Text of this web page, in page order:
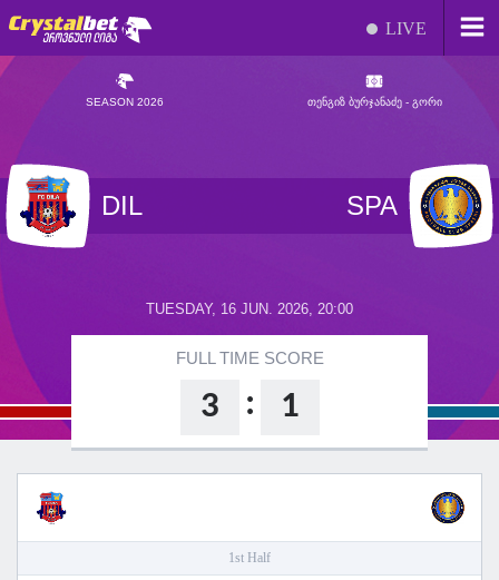
LIVE
SEASON 2026 ᲗᲔᲜᲒᲘᲖ ᲑᲣᲠᲯᲐᲜᲐᲫᲔ - ᲒᲝᲠᲘ
DIL SPA
TUESDAY, 16 JUN. 2026, 20:00
FULL TIME SCORE
3 : 1
1st Half